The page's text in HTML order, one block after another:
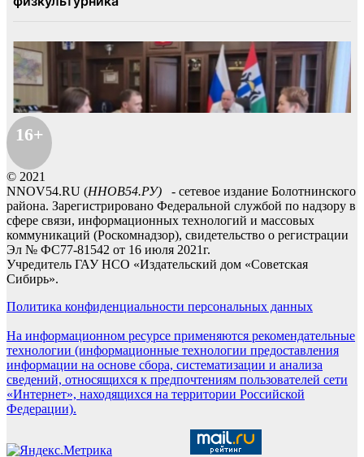
16+
© 2021
NNOV54.RU (ННОВ54.РУ) - сетевое издание Болотнинского
района. Зарегистрировано Федеральной службой по надзору в
сфере связи, информационных технологий и массовых
коммуникаций (Роскомнадзор), свидетельство о регистрации
Эл № ФС77-81542 от 16 июля 2021г.
Учредитель ГАУ НСО «Издательский дом «Советская
Сибирь».
Политика конфиденциальности персональных данных
На информационном ресурсе применяются рекомендательные
технологии (информационные технологии предоставления
информации на основе сбора, систематизации и анализа
сведений, относящихся к предпочтениям пользователей сети
«Интернет», находящихся на территории Российской
Федерации).